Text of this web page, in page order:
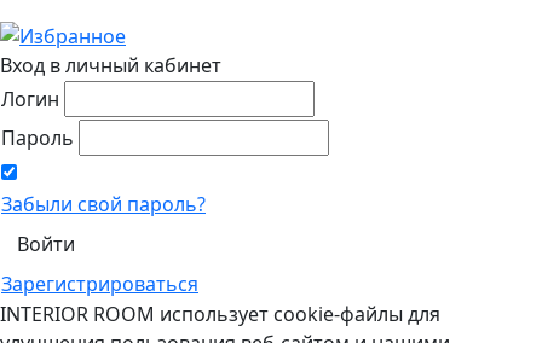
Вход в личный кабинет
Логин
Пароль
Забыли свой пароль?
Зарегистрироваться
INTERIOR ROOM использует cookie-файлы для